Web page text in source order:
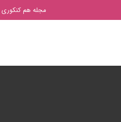
مجله هم کنکوری